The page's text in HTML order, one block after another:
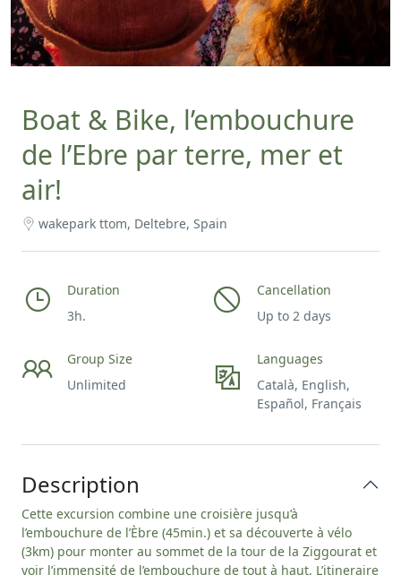
Boat & Bike, l’embouchure
de l’Ebre par terre, mer et
air!
wakepark ttom, Deltebre, Spain
Duration
3h.
Cancellation
Up to 2 days
Group Size
Unlimited
Languages
Català, English,
Español, Français
Description
Cette excursion combine une croisière jusqu’à
l’embouchure de l’Èbre (45min.) et sa découverte à vélo
(3km) pour monter au sommet de la tour de la Ziggourat et
voir l’immensité de l’embouchure de tout à haut. L’itineraire